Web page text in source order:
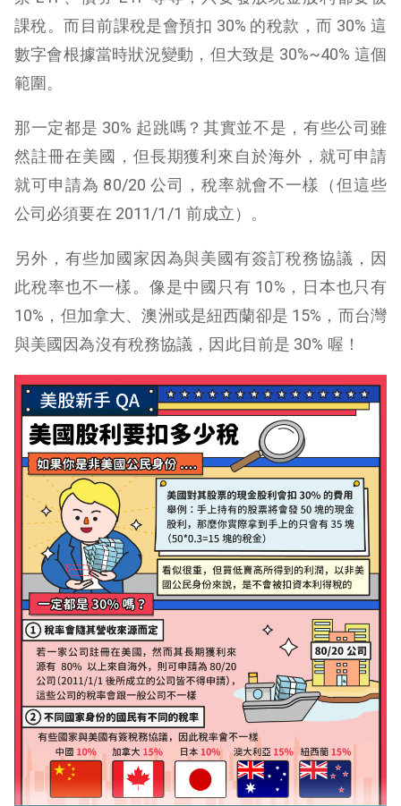
課稅。而目前課稅是會預扣 30% 的稅款，而 30% 這
數字會根據當時狀況變動，但大致是 30%~40% 這個
範圍。
那一定都是 30% 起跳嗎？其實並不是，有些公司雖
然註冊在美國，但長期獲利來自於海外，就可申請
就可申請為 80/20 公司，稅率就會不一樣（但這些
公司必須要在 2011/1/1 前成立）。
另外，有些加國家因為與美國有簽訂稅務協議，因
此稅率也不一樣。像是中國只有 10%，日本也只有
10%，但加拿大、澳洲或是紐西蘭卻是 15%，而台灣
與美國因為沒有稅務協議，因此目前是 30% 喔！